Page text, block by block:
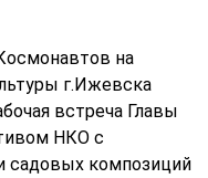
на
г.Ижевска
встреча Главы
НКО с
садовых композиций